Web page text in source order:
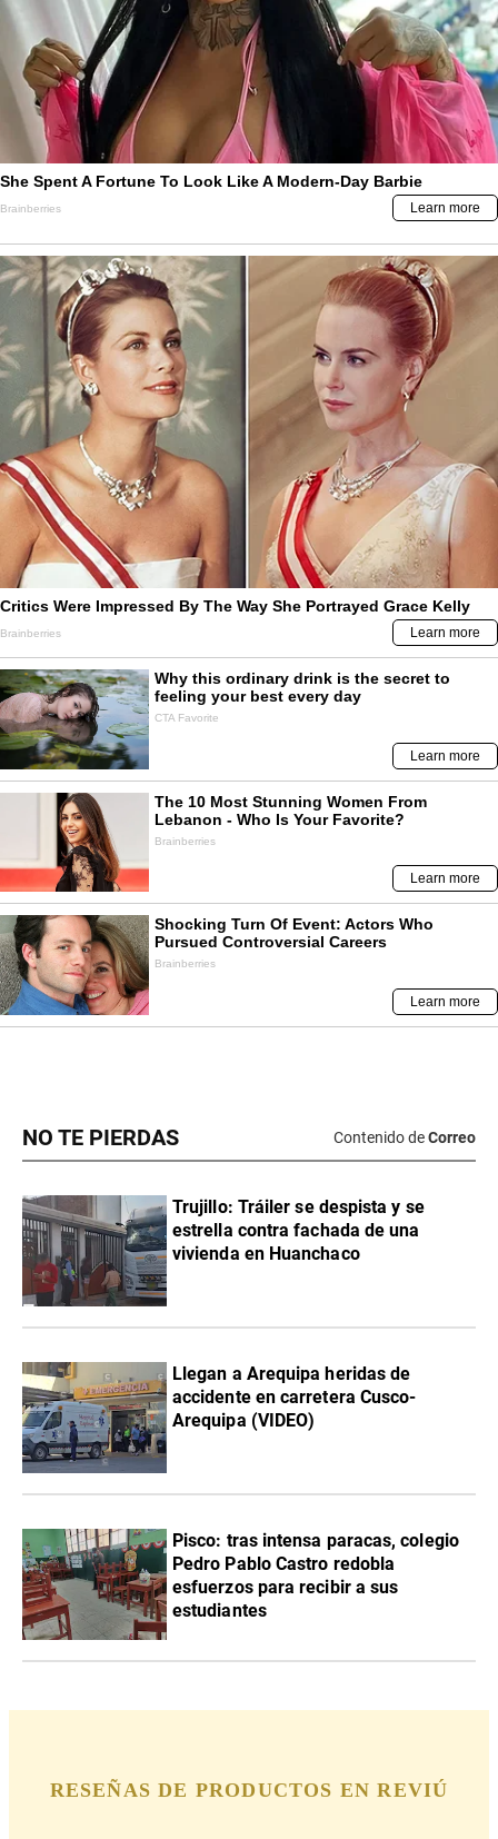
NO TE PIERDAS Contenido deCorreo
Trujillo: Tráiler se despista y se
estrella contra fachada de una
vivienda en Huanchaco
Llegan a Arequipa heridas de
accidente en carretera Cusco-
Arequipa (VIDEO)
Pisco: tras intensa paracas, colegio
Pedro Pablo Castro redobla
esfuerzos para recibir a sus
estudiantes